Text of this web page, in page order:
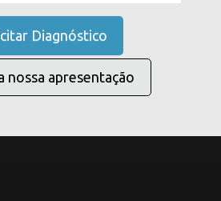
Diagnóstico
nossa apresentação